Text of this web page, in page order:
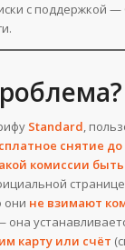
с поддержкой —
Standard ,
снятие
комиссии
странице
они не взимают
карту или счёт